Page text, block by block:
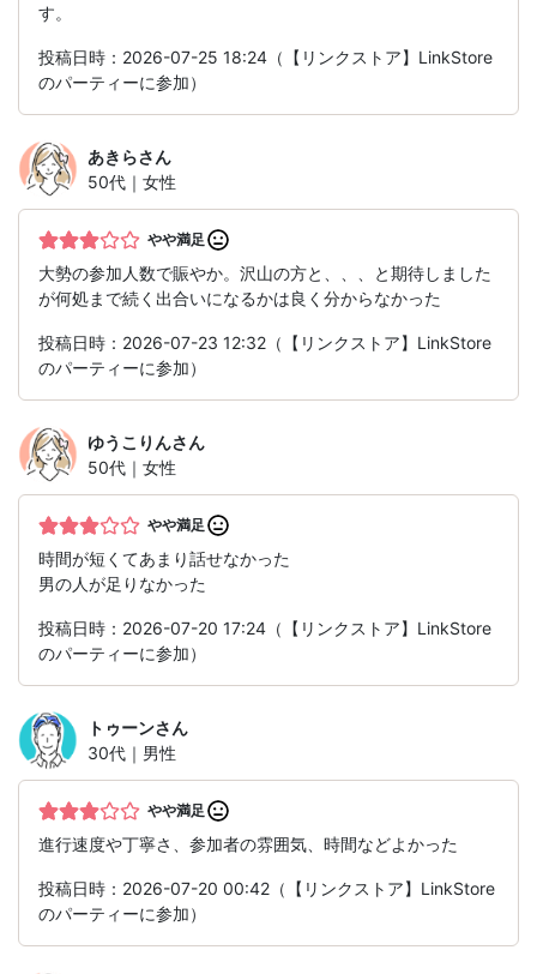
す。
投稿日時：2026-07-25 18:24（【リンクストア】LinkStore
のパーティーに参加）
あきらさん
50代｜女性
やや満足
大勢の参加人数で賑やか。沢山の方と、、、と期待しました
が何処まで続く出合いになるかは良く分からなかった
投稿日時：2026-07-23 12:32（【リンクストア】LinkStore
のパーティーに参加）
ゆうこりんさん
50代｜女性
やや満足
時間が短くてあまり話せなかった
男の人が足りなかった
投稿日時：2026-07-20 17:24（【リンクストア】LinkStore
のパーティーに参加）
トゥーンさん
30代｜男性
やや満足
進行速度や丁寧さ、参加者の雰囲気、時間などよかった
投稿日時：2026-07-20 00:42（【リンクストア】LinkStore
のパーティーに参加）